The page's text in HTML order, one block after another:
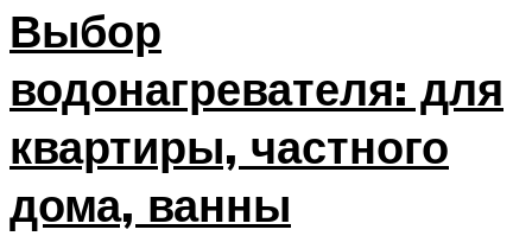
Выбор
водонагревателя: для
квартиры, частного
дома, ванны